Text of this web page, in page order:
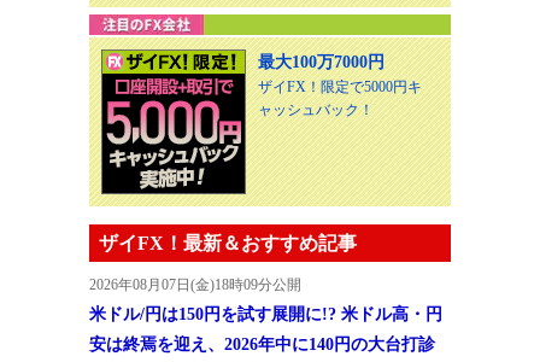
最大100万7000円
ザイFX！限定で5000円キ
ャッシュバック！
ザイFX！最新＆おすすめ記事
2026年08月07日(金)18時09分公開
米ドル/円は150円を試す展開に!? 米ドル高・円
安は終焉を迎え、2026年中に140円の大台打診